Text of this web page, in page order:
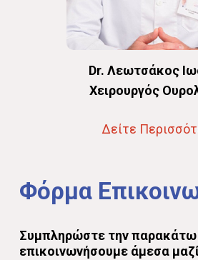
Dr. Λεωτσάκος
Χειρουργός
Δείτε
Φόρμα
Συμπληρώστε τηνπαρακάτω
επικοινωνήσουμε άμεσα